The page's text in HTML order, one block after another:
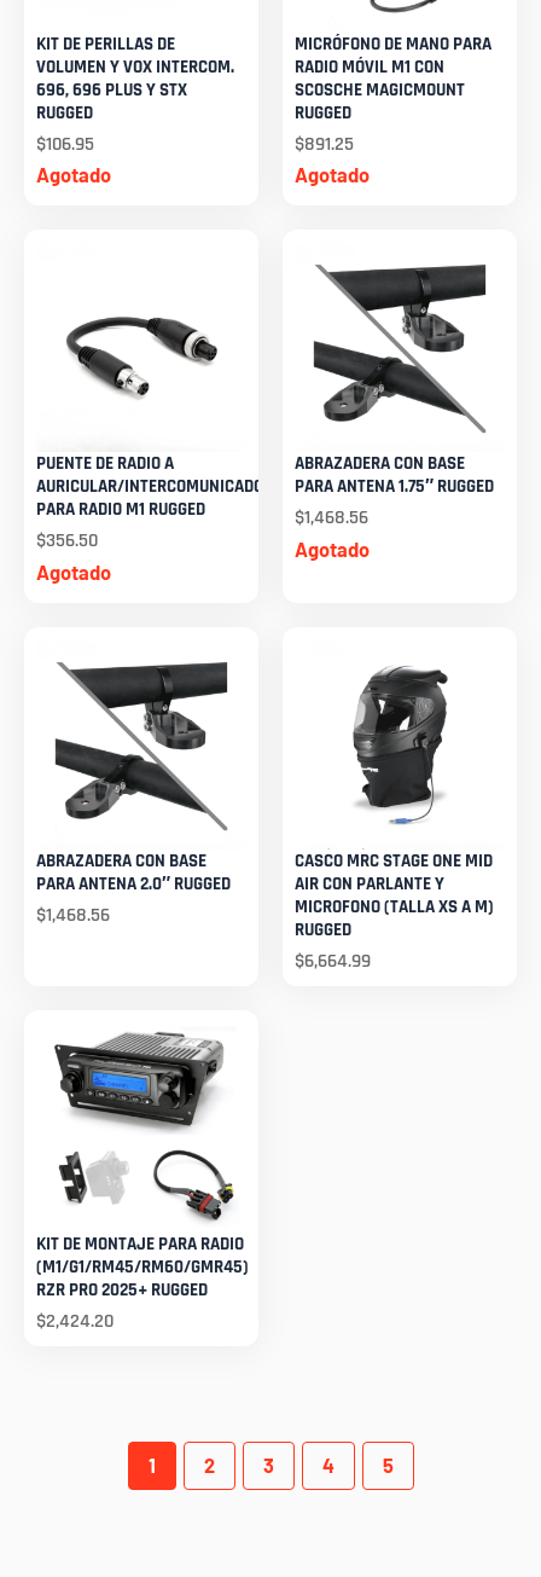
Agotado
KIT DE PERILLAS DE
VOLUMEN Y VOX INTERCOM.
696, 696 PLUS Y STX
RUGGED
$106.95
Agotado
MICRÓFONO DE MANO PARA
RADIO MÓVIL M1 CON
SCOSCHE MAGICMOUNT
RUGGED
$891.25
Agotado
PUENTE DE RADIO A
AURICULAR/INTERCOMUNICADOR
PARA RADIO M1 RUGGED
$356.50 Agotado
ABRAZADERA CON BASE
PARA ANTENA 1.75″ RUGGED
$1,468.56
ABRAZADERA CON BASE
PARA ANTENA 2.0″ RUGGED
$1,468.56
CASCO MRC STAGE ONE MID
AIR CON PARLANTE Y
MICROFONO (TALLA XS A M)
RUGGED
$6,664.99
KIT DE MONTAJE PARA RADIO
(M1/G1/RM45/RM60/GMR45)
RZR PRO 2025+ RUGGED
$2,424.20
1 2 3 4 5